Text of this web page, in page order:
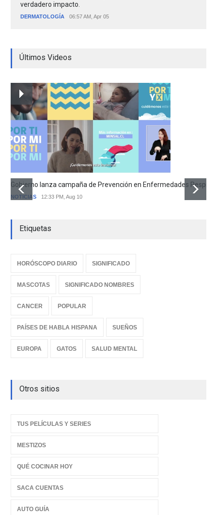
verdadero impacto.
DERMATOLOGÍA 06:57 AM, Apr 05
Últimos Videos
Gobierno lanza campaña de Prevención en Enfermedades
NOTICIAS 12:33 PM, Aug 10
Etiquetas
HORÓSCOPO DIARIO SIGNIFICADO
MASCOTAS SIGNIFICADO NOMBRES
CANCER POPULAR
PAÍSES DE HABLA HISPANA SUEÑOS
EUROPA GATOS SALUD MENTAL
Otros sitios
TUS PELÍCULAS Y SERIES
MESTIZOS
QUÉ COCINAR HOY
SACA CUENTAS
AUTO GUÍA